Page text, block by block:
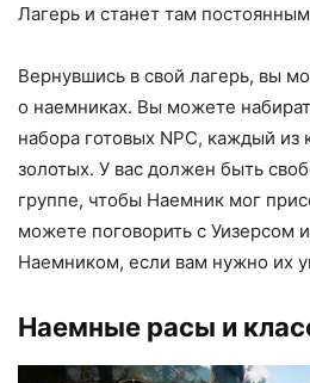
Лагерь и станет там
Вернувшись в свой лагерь, вы
о наемниках. Вы можете
набора готовых NPC, каждый из
золотых. У вас должен быть
группе, чтобы Наемник мог
можете поговорить с Уизерсом
Наемником, если вам нужно их
Наемные расы и